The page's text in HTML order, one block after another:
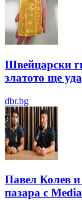
Швейцарски
златото ще
dbr.bg
Павел Колев
пазара с